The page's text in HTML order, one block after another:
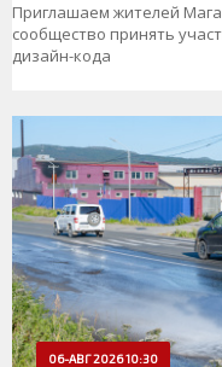
Приглашаем жителей
сообщество принять
дизайн-кода
06-АВГ 2026 10:30